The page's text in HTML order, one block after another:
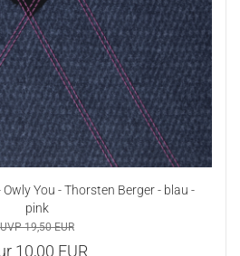
You - Thorsten Berger - blau -
pink
UVP 19,50 EUR
10,00 EUR